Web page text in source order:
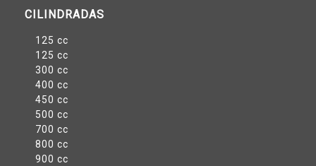
CILINDRADAS
125 cc
125 cc
300 cc
400 cc
450 cc
500 cc
700 cc
800 cc
900 cc